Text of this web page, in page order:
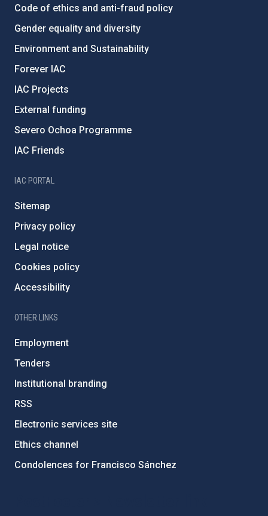
Code of ethics and anti-fraud policy
Gender equality and diversity
Environment and Sustainability
Forever IAC
IAC Projects
External funding
Severo Ochoa Programme
IAC Friends
IAC PORTAL
Sitemap
Privacy policy
Legal notice
Cookies policy
Accessibility
OTHER LINKS
Employment
Tenders
Institutional branding
RSS
Electronic services site
Ethics channel
Condolences for Francisco Sánchez